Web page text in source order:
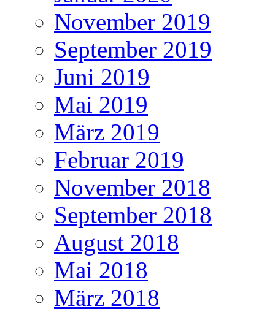
November 2019
September 2019
Juni 2019
Mai 2019
März 2019
Februar 2019
November 2018
September 2018
August 2018
Mai 2018
März 2018